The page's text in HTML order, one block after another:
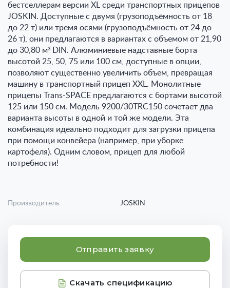
бестселлерам версии XL среди транспортных прицепов
JOSKIN. Доступные с двумя (грузоподъёмность от 18
до 22 т) или тремя осями (грузоподъёмность от 24 до
26 т), они предлагаются в вариантах с объемом от 21,90
до 30,80 м³ DIN. Алюминиевые надставные борта
высотой 25, 50, 75 или 100 см, доступные в опции,
позволяют существенно увеличить объем, превращая
машину в транспортный прицеп XXL. Монолитные
прицепы Trans-SPACE предлагаются с бортами высотой
125 или 150 см. Модель 9200/30TRC150 сочетает два
варианта высоты в одной и той же модели. Эта
комбинация идеально подходит для загрузки прицепа
при помощи конвейера (например, при уборке
картофеля). Одним словом, прицеп для любой
потребности!
Производитель JOSKIN
Отправить заявку
Скачать спецификацию